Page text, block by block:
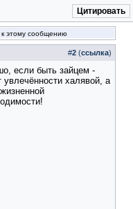
Цитировать
этому сообщению
#2 (ссылка)
если быть зайцем -
увлечённости халявой, а